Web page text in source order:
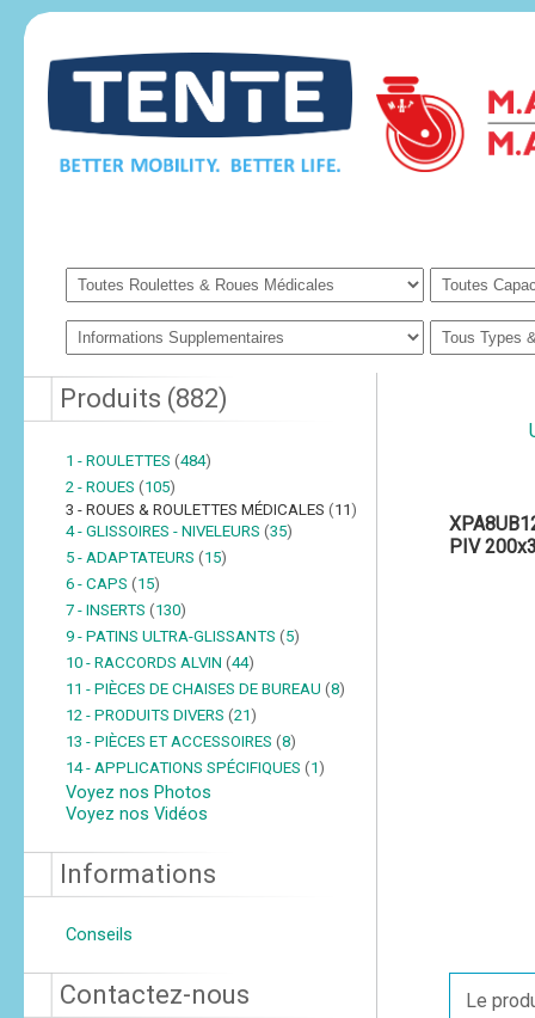
Produits (882)
1 - ROULETTES (484)
2 - ROUES (105)
3 - ROUES & ROULETTES MÉDICALES (11)
4 - GLISSOIRES - NIVELEURS (35)
5 - ADAPTATEURS (15)
6 - CAPS (15)
7 - INSERTS (130)
9 - PATINS ULTRA-GLISSANTS (5)
10 - RACCORDS ALVIN (44)
11 - PIÈCES DE CHAISES DE BUREAU (8)
12 - PRODUITS DIVERS (21)
13 - PIÈCES ET ACCESSOIRES (8)
14 - APPLICATIONS SPÉCIFIQUES (1)
Voyez nos Photos
Voyez nos Vidéos
Informations
Conseils
Contactez-nous
PIV
Le